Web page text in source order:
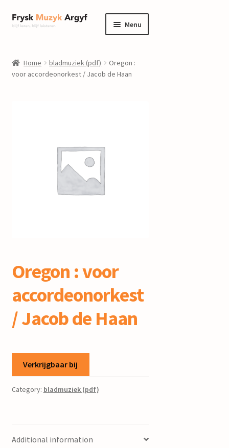
Ga
door
navigatie
Ga
naar
inhoud
Menu
informatie
Home bladmuziek (pdf)
Oregon :
voor accordeonorkest / Jacob de Haan
Oregon : voor
accordeonorkest
/ Jacob de Haan
Verkrijgbaar bij
Category: bladmuziek (pdf)
Additional information